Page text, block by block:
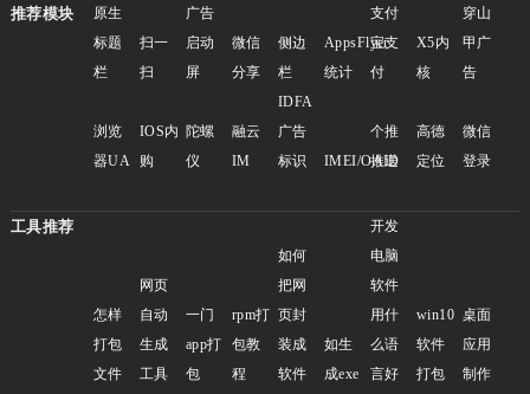
推荐模块
原生
标题
栏
扫一
扫
广告
启动
屏
微信
分享
侧边
栏
AppsFlyer
统计
支付
宝支
付
X5内
核
穿山
甲广
告
浏览
器UA
IOS内
购
陀螺
仪
融云
IM
IDFA
广告
标识
IMEI/OAID
个推
推送
高德
定位
微信
登录
工具推荐
怎样
打包
文件
网页
自动
生成
工具
一门
app打
包
rpm打
包教
程
如何
把网
页封
装成
软件
如生
成exe
开发
电脑
软件
用什
么语
言好
win10
软件
打包
桌面
应用
制作